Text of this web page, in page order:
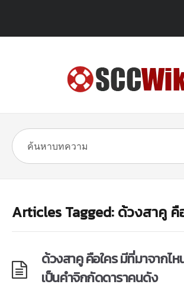
Articles Tagged: ด้วงสาคู คื
ด้วงสาคู คือใคร มีที่มาจากไห
เป็นคำจิกกัดดาราคนดัง